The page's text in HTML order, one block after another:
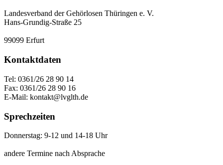
Landesverband der Gehörlosen Thüringen e. V.
Hans-Grundig-Straße 25
99099 Erfurt
Kontaktdaten
Tel: 0361/26 28 90 14
Fax: 0361/26 28 90 16
E-Mail: kontakt@lvglth.de
Sprechzeiten
Donnerstag: 9-12 und 14-18 Uhr
andere Termine nach Absprache